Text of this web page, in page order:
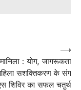
: योग, जागरूकता
सशक्तिकरण के संग
शिविर का सफल चतुर्थ
⟶